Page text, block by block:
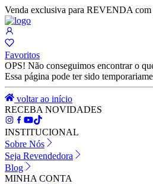
Venda exclusiva para REVENDA
Favoritos
OPS! Não conseguimos encontrar o
Essa página pode ter sido
voltar ao início
RECEBA NOVIDADES
INSTITUCIONAL
Sobre Nós
Seja Revendedora
Blog
MINHA CONTA